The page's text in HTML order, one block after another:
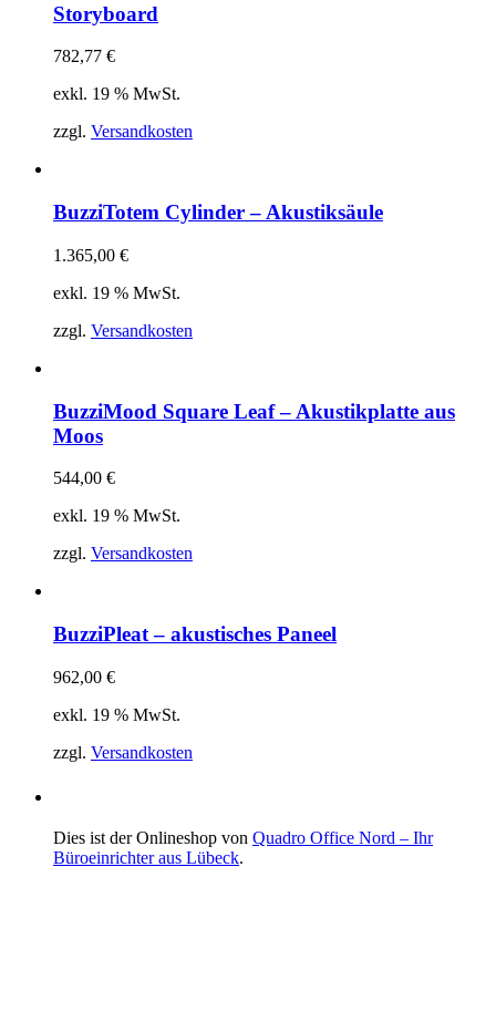
Storyboard
782,77 €
exkl. 19 % MwSt.
zzgl. Versandkosten
BuzziTotem Cylinder – Akustiksäule
1.365,00 €
exkl. 19 % MwSt.
zzgl. Versandkosten
BuzziMood Square Leaf – Akustikplatte aus
Moos
544,00 €
exkl. 19 % MwSt.
zzgl. Versandkosten
BuzziPleat – akustisches Paneel
962,00 €
exkl. 19 % MwSt.
zzgl. Versandkosten
Dies ist der Onlineshop von Quadro Office Nord – Ihr
Büroeinrichter aus Lübeck.